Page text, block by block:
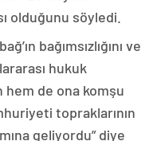
olduğunu söyledi.
bağımsızlığını ve
hukuk
hem de ona komşu
topraklarının
geliyordu” diye